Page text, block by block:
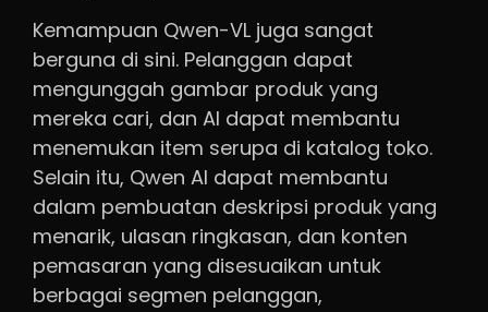
Kemampuan Qwen-VL juga sangat
berguna di sini. Pelanggan dapat
mengunggah gambar produk yang
mereka cari, dan AI dapat membantu
menemukan item serupa di katalog toko.
Selain itu, Qwen AI dapat membantu
dalam pembuatan deskripsi produk yang
menarik, ulasan ringkasan, dan konten
pemasaran yang disesuaikan untuk
berbagai segmen pelanggan,